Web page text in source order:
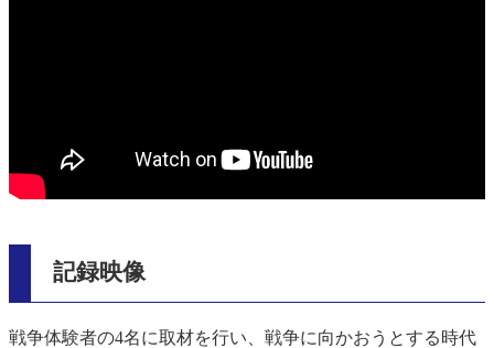
記録映像
戦争体験者の4名に取材を行い、戦争に向かおうとする時代